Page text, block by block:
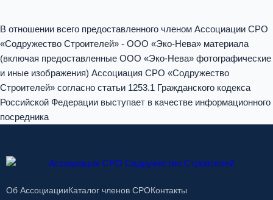
В отношении всего предоставленного членом Ассоциации СРО
«Содружество Строителей» - ООО «Эко-Нева» материала
(включая предоставленные ООО «Эко-Нева» фотографические
и иные изображения) Ассоциация СРО «Содружество
Строителей» согласно статьи 1253.1 Гражданского кодекса
Российской Федерации выступает в качестве информационного
посредника
Об АссоциацииКаталог членов СРОКонтакты